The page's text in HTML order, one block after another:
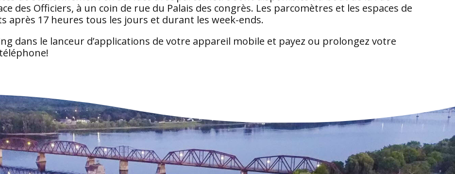
des Officiers, à un coin de rue du Palais des congrès. Les parcomètres et les espaces de
17 heures tous les jours et durant les week-ends.
dans le lanceur d’applications de votre appareil mobile et payez ou prolongez votre